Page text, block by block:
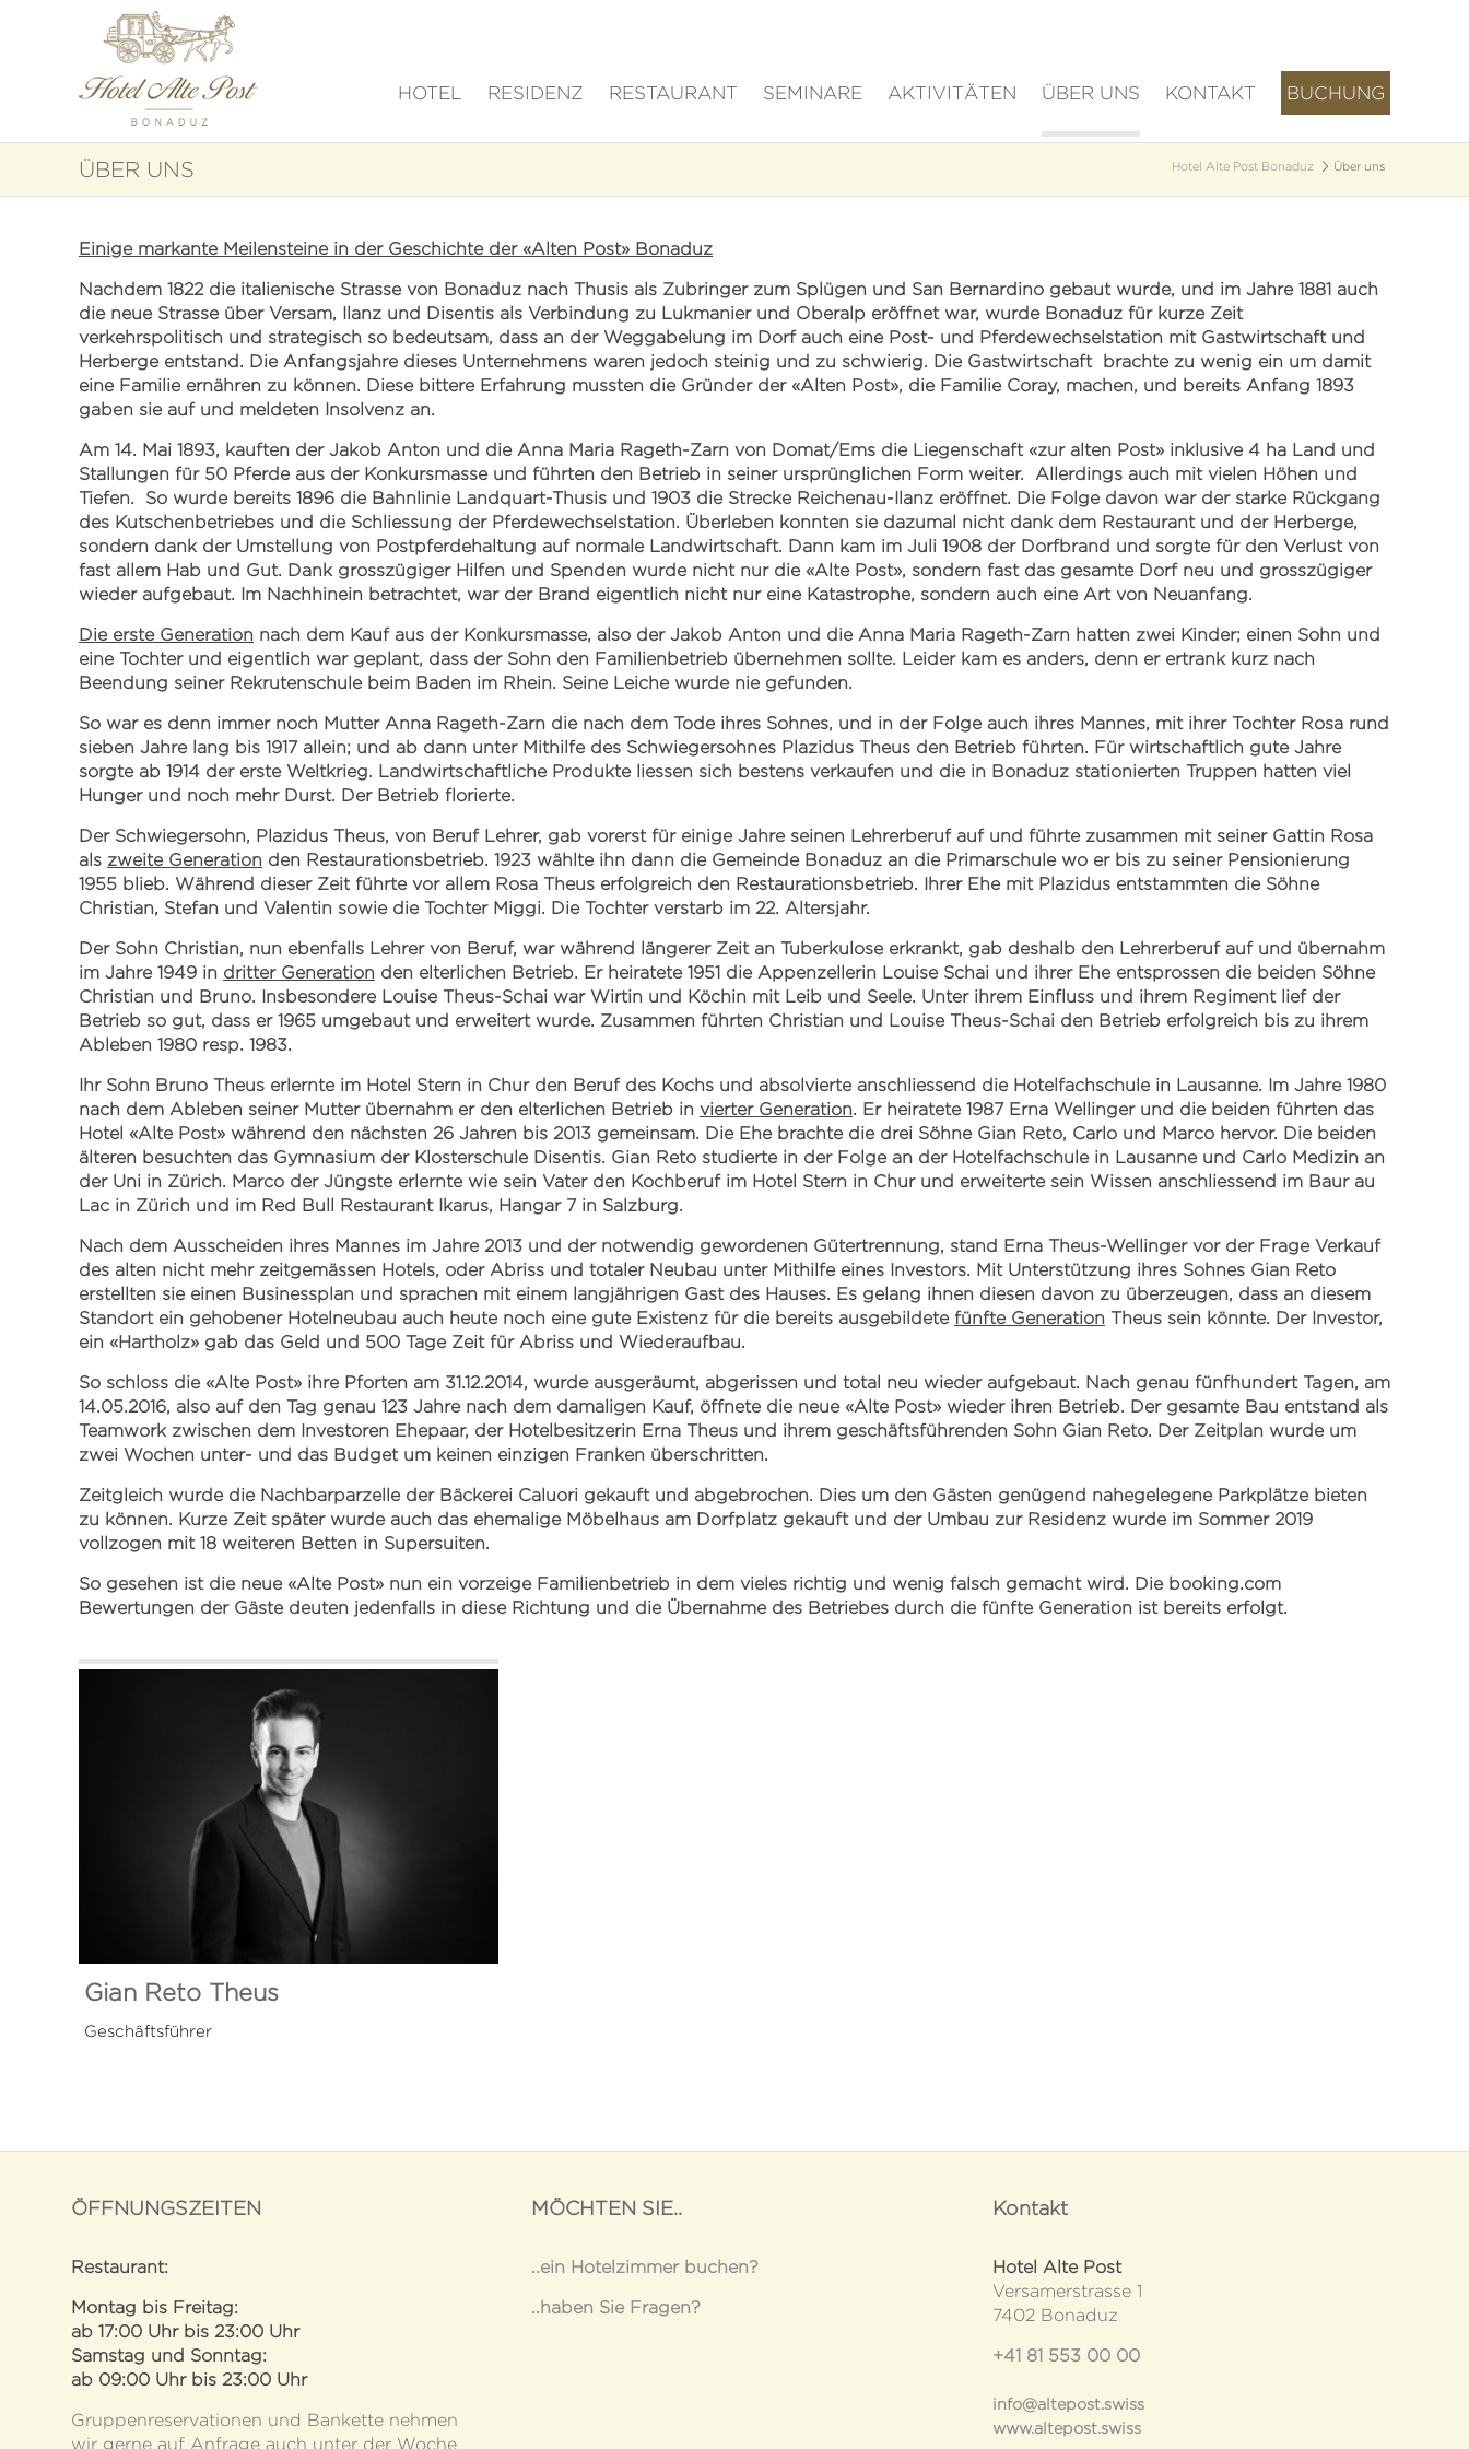
HOTEL RESIDENZ RESTAURANT SEMINARE AKTIVITÄTEN ÜBER UNS KONTAKT BUCHUNG
ÜBER UNS Hotel Alte Post Bonaduz Über uns
Einige markante Meilensteine in der Geschichte der «Alten Post» Bonaduz
Nachdem 1822 die italienische Strasse von Bonaduz nach Thusis als Zubringer zum Splügen und San Bernardino gebaut wurde, und im Jahre 1881 auch
die neue Strasse über Versam, Ilanz und Disentis als Verbindung zu Lukmanier und Oberalp eröffnet war, wurde Bonaduz für kurze Zeit
verkehrspolitisch und strategisch so bedeutsam, dass an der Weggabelung im Dorf auch eine Post- und Pferdewechselstation mit Gastwirtschaft und
Herberge entstand. Die Anfangsjahre dieses Unternehmens waren jedoch steinig und zu schwierig. Die Gastwirtschaft brachte zu wenig ein um damit
eine Familie ernähren zu können. Diese bittere Erfahrung mussten die Gründer der «Alten Post», die Familie Coray, machen, und bereits Anfang 1893
gaben sie auf und meldeten Insolvenz an.
Am 14. Mai 1893, kauften der Jakob Anton und die Anna Maria Rageth-Zarn von Domat/Ems die Liegenschaft «zur alten Post» inklusive 4 ha Land und
Stallungen für 50 Pferde aus der Konkursmasse und führten den Betrieb in seiner ursprünglichen Form weiter. Allerdings auch mit vielen Höhen und
Tiefen. So wurde bereits 1896 die Bahnlinie Landquart-Thusis und 1903 die Strecke Reichenau-Ilanz eröffnet. Die Folge davon war der starke Rückgang
des Kutschenbetriebes und die Schliessung der Pferdewechselstation. Überleben konnten sie dazumal nicht dank dem Restaurant und der Herberge,
sondern dank der Umstellung von Postpferdehaltung auf normale Landwirtschaft. Dann kam im Juli 1908 der Dorfbrand und sorgte für den Verlust von
fast allem Hab und Gut. Dank grosszügiger Hilfen und Spenden wurde nicht nur die «Alte Post», sondern fast das gesamte Dorf neu und grosszügiger
wieder aufgebaut. Im Nachhinein betrachtet, war der Brand eigentlich nicht nur eine Katastrophe, sondern auch eine Art von Neuanfang.
Die erste Generation nach dem Kauf aus der Konkursmasse, also der Jakob Anton und die Anna Maria Rageth-Zarn hatten zwei Kinder; einen Sohn und
eine Tochter und eigentlich war geplant, dass der Sohn den Familienbetrieb übernehmen sollte. Leider kam es anders, denn er ertrank kurz nach
Beendung seiner Rekrutenschule beim Baden im Rhein. Seine Leiche wurde nie gefunden.
So war es denn immer noch Mutter Anna Rageth-Zarn die nach dem Tode ihres Sohnes, und in der Folge auch ihres Mannes, mit ihrer Tochter Rosa rund
sieben Jahre lang bis 1917 allein; und ab dann unter Mithilfe des Schwiegersohnes Plazidus Theus den Betrieb führten. Für wirtschaftlich gute Jahre
sorgte ab 1914 der erste Weltkrieg. Landwirtschaftliche Produkte liessen sich bestens verkaufen und die in Bonaduz stationierten Truppen hatten viel
Hunger und noch mehr Durst. Der Betrieb florierte.
Der Schwiegersohn, Plazidus Theus, von Beruf Lehrer, gab vorerst für einige Jahre seinen Lehrerberuf auf und führte zusammen mit seiner Gattin Rosa
als zweite Generation den Restaurationsbetrieb. 1923 wählte ihn dann die Gemeinde Bonaduz an die Primarschule wo er bis zu seiner Pensionierung
1955 blieb. Während dieser Zeit führte vor allem Rosa Theus erfolgreich den Restaurationsbetrieb. Ihrer Ehe mit Plazidus entstammten die Söhne
Christian, Stefan und Valentin sowie die Tochter Miggi. Die Tochter verstarb im 22. Altersjahr.
Der Sohn Christian, nun ebenfalls Lehrer von Beruf, war während längerer Zeit an Tuberkulose erkrankt, gab deshalb den Lehrerberuf auf und übernahm
im Jahre 1949 in dritter Generation den elterlichen Betrieb. Er heiratete 1951 die Appenzellerin Louise Schai und ihrer Ehe entsprossen die beiden Söhne
Christian und Bruno. Insbesondere Louise Theus-Schai war Wirtin und Köchin mit Leib und Seele. Unter ihrem Einfluss und ihrem Regiment lief der
Betrieb so gut, dass er 1965 umgebaut und erweitert wurde. Zusammen führten Christian und Louise Theus-Schai den Betrieb erfolgreich bis zu ihrem
Ableben 1980 resp. 1983.
Ihr Sohn Bruno Theus erlernte im Hotel Stern in Chur den Beruf des Kochs und absolvierte anschliessend die Hotelfachschule in Lausanne. Im Jahre 1980
nach dem Ableben seiner Mutter übernahm er den elterlichen Betrieb in vierter Generation. Er heiratete 1987 Erna Wellinger und die beiden führten das
Hotel «Alte Post» während den nächsten 26 Jahren bis 2013 gemeinsam. Die Ehe brachte die drei Söhne Gian Reto, Carlo und Marco hervor. Die beiden
älteren besuchten das Gymnasium der Klosterschule Disentis. Gian Reto studierte in der Folge an der Hotelfachschule in Lausanne und Carlo Medizin an
der Uni in Zürich. Marco der Jüngste erlernte wie sein Vater den Kochberuf im Hotel Stern in Chur und erweiterte sein Wissen anschliessend im Baur au
Lac in Zürich und im Red Bull Restaurant Ikarus, Hangar 7 in Salzburg.
Nach dem Ausscheiden ihres Mannes im Jahre 2013 und der notwendig gewordenen Gütertrennung, stand Erna Theus-Wellinger vor der Frage Verkauf
des alten nicht mehr zeitgemässen Hotels, oder Abriss und totaler Neubau unter Mithilfe eines Investors. Mit Unterstützung ihres Sohnes Gian Reto
erstellten sie einen Businessplan und sprachen mit einem langjährigen Gast des Hauses. Es gelang ihnen diesen davon zu überzeugen, dass an diesem
Standort ein gehobener Hotelneubau auch heute noch eine gute Existenz für die bereits ausgebildete fünfte Generation Theus sein könnte. Der Investor,
ein «Hartholz» gab das Geld und 500 Tage Zeit für Abriss und Wiederaufbau.
So schloss die «Alte Post» ihre Pforten am 31.12.2014, wurde ausgeräumt, abgerissen und total neu wieder aufgebaut. Nach genau fünfhundert Tagen, am
14.05.2016, also auf den Tag genau 123 Jahre nach dem damaligen Kauf, öffnete die neue «Alte Post» wieder ihren Betrieb. Der gesamte Bau entstand als
Teamwork zwischen dem Investoren Ehepaar, der Hotelbesitzerin Erna Theus und ihrem geschäftsführenden Sohn Gian Reto. Der Zeitplan wurde um
zwei Wochen unter- und das Budget um keinen einzigen Franken überschritten.
Zeitgleich wurde die Nachbarparzelle der Bäckerei Caluori gekauft und abgebrochen. Dies um den Gästen genügend nahegelegene Parkplätze bieten
zu können. Kurze Zeit später wurde auch das ehemalige Möbelhaus am Dorfplatz gekauft und der Umbau zur Residenz wurde im Sommer 2019
vollzogen mit 18 weiteren Betten in Supersuiten.
So gesehen ist die neue «Alte Post» nun ein vorzeige Familienbetrieb in dem vieles richtig und wenig falsch gemacht wird. Die booking.com
Bewertungen der Gäste deuten jedenfalls in diese Richtung und die Übernahme des Betriebes durch die fünfte Generation ist bereits erfolgt.
Gian Reto Theus
Geschäftsführer
ÖFFNUNGSZEITEN
Restaurant:
Montag bis Freitag:
ab 17:00 Uhr bis 23:00 Uhr
Samstag und Sonntag:
ab 09:00 Uhr bis 23:00 Uhr
Gruppenreservationen und Bankette nehmen
wir gerne auf Anfrage auch unter der Woche
MÖCHTEN SIE..
..ein Hotelzimmer buchen?
..haben Sie Fragen?
Kontakt
Hotel Alte Post
Versamerstrasse 1
7402 Bonaduz
+41 81 553 00 00
info@altepost.swiss
www.altepost.swiss